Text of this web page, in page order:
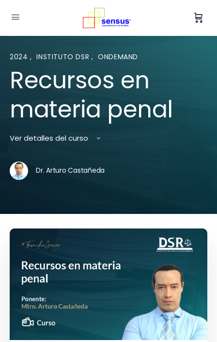
2024, INSTITUTO DSR , ONDEMAND
Recursos en
materia penal
Ver detalles del curso
Dr. Arturo Castañeda